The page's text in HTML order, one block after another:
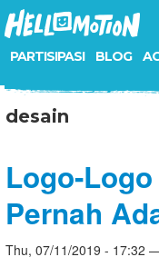
PARTISIPASI BLOG
desain
Logo-
Pernah
Thu, 07/11/2019 - 17:32